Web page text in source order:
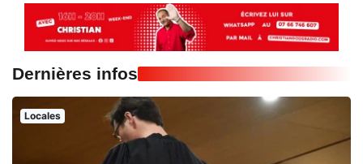
Dernières infos
Locales